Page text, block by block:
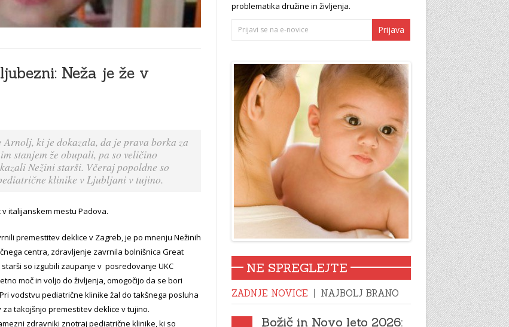
Neža je že v
Arnolj, ki je dokazala, da je prava borka za
stanjem že obupali, pa so veličino
Nežini starši. Včeraj popoldne so
klinike v Ljubljani v tujino.
italijanskem mestu Padova.
premestitev deklice v Zagreb, je po mnenju Nežinih
centra, zdravljenje zavrnila bolnišnica Great
so izgubili zaupanje v posredovanje UKC
moč in voljo do življenja, omogočijo da se bori
vodstvu pediatrične klinike žal do takšnega posluha
takojšnjo premestitev deklice v tujino.
zdravniki znotraj pediatrične klinike, ki so
problematika družine in življenja.
NE SPREGLEJTE
ZADNJE NOVICE NAJBOLJ BRANO
Božič in Novo leto 2026: